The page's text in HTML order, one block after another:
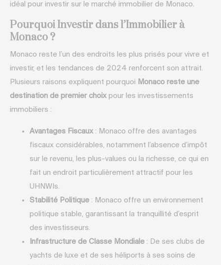
idéal pour investir sur le marché immobilier de Monaco.
Pourquoi Investir dans l’Immobilier à
Monaco ?
Monaco reste l’un des endroits les plus prisés pour vivre et
investir, et les tendances de 2024 renforcent son attrait.
Plusieurs raisons expliquent pourquoi Monaco reste une
destination de premier choix pour les investissements
immobiliers :
Avantages Fiscaux : Monaco offre des avantages
fiscaux considérables, notamment l’absence d’impôt
sur le revenu, les plus-values ou la richesse, ce qui en
fait un endroit particulièrement attractif pour les
UHNWIs.
Stabilité Politique : Monaco offre un environnement
politique stable, garantissant la tranquillité d’esprit
des investisseurs.
Infrastructure de Classe Mondiale : De ses clubs de
yachts de luxe et de ses héliports à ses soins de